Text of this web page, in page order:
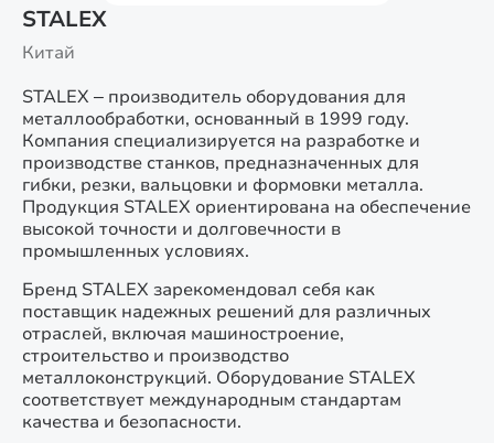
STALEX
Китай
STALEX – производитель оборудования для
металлообработки, основанный в 1999 году.
Компания специализируется на разработке и
производстве станков, предназначенных для
гибки, резки, вальцовки и формовки металла.
Продукция STALEX ориентирована на обеспечение
высокой точности и долговечности в
промышленных условиях.
Бренд STALEX зарекомендовал себя как
поставщик надежных решений для различных
отраслей, включая машиностроение,
строительство и производство
металлоконструкций. Оборудование STALEX
соответствует международным стандартам
качества и безопасности.